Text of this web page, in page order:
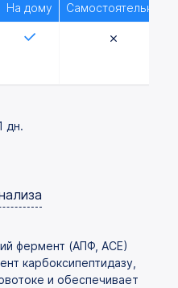
На дому Самостоятельно
дн.
фермент (АПФ, АСЕ)
карбоксипептидазу,
и обеспечивает